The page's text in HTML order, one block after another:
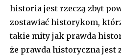
historia jest rzeczą zbyt
zostawiać historykom,
takie mity jak prawda
że prawda historyczna jest